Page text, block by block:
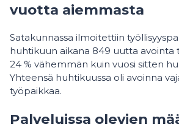
vuotta aiemmasta
Satakunnassa ilmoitettiin
huhtikuun aikana 849 uutta avointa
24 % vähemmän kuin vuosi sitten
Yhteensä huhtikuussa oli avoinna
työpaikkaa.
Palveluissa olevien